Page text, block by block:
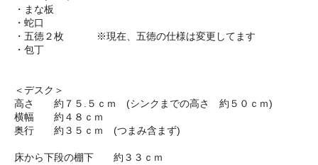
・まな板
・蛇口
・五徳２枚 ※現在、五徳の仕様は変更してます
・包丁
＜デスク＞
高さ 約７５.５ｃｍ (シンクまでの高さ 約５０ｃｍ)
横幅 約４８ｃｍ
奥行 約３５ｃｍ (つまみ含まず)
床から下段の棚下 約３３ｃｍ